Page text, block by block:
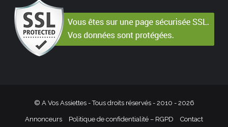
© A Vos Assiettes - Tous droits réservés - 2010 - 2026
Annonceurs Politique de confidentialité – RGPD Contact